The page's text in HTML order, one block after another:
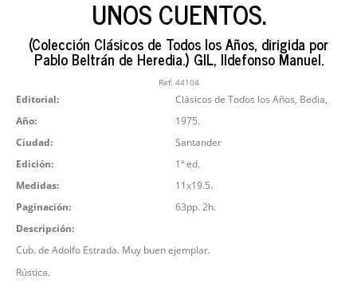
UNOS CUENTOS.
(Colección Clásicos de Todos los Años, dirigida por
Pablo Beltrán de Heredia.) GIL, Ildefonso Manuel.
Ref: 44104
Editorial:
Clásicos de Todos los Años, Bedia,
Año:
1975.
Ciudad:
Santander
Edición:
1ª ed.
Medidas:
11x19.5.
Paginación:
63pp. 2h.
Descripción:
Cub. de Adolfo Estrada. Muy buen ejemplar.
Rústica.